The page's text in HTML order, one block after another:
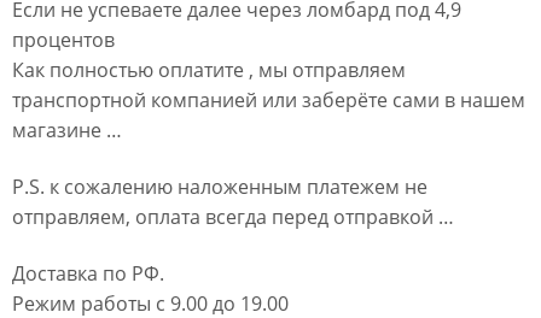
Если не успеваете далее через ломбард под 4,9
процентов
Как полностью оплатите , мы отправляем
транспортной компанией или заберёте сами в нашем
магазине …
P.S. к сожалению наложенным платежем не
отправляем, оплата всегда перед отправкой …
Доставка по РФ.
Режим работы с 9.00 до 19.00